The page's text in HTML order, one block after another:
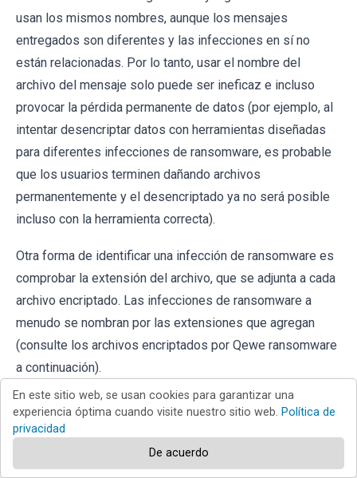
usan los mismos nombres, aunque los mensajes
entregados son diferentes y las infecciones en sí no
están relacionadas. Por lo tanto, usar el nombre del
archivo del mensaje solo puede ser ineficaz e incluso
provocar la pérdida permanente de datos (por ejemplo, al
intentar desencriptar datos con herramientas diseñadas
para diferentes infecciones de ransomware, es probable
que los usuarios terminen dañando archivos
permanentemente y el desencriptado ya no será posible
incluso con la herramienta correcta).
Otra forma de identificar una infección de ransomware es
comprobar la extensión del archivo, que se adjunta a cada
archivo encriptado. Las infecciones de ransomware a
menudo se nombran por las extensiones que agregan
(consulte los archivos encriptados por Qewe ransomware
a continuación).
En este sitio web, se usan cookies para garantizar una
experiencia óptima cuando visite nuestro sitio web. Política de
privacidad
De acuerdo